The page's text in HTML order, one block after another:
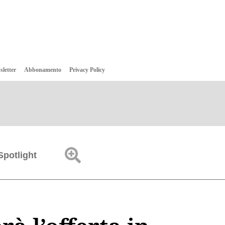
Abbonamento Privacy Policy